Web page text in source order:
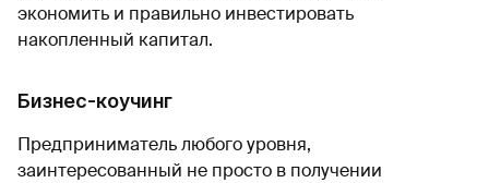
экономить и правильно инвестировать
накопленный капитал.
Бизнес-коучинг
Предприниматель любого уровня,
заинтересованный не просто в получении